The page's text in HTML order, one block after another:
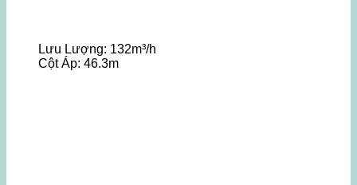
Lưu Lượng: 132m³/h
Cột Áp: 46.3m